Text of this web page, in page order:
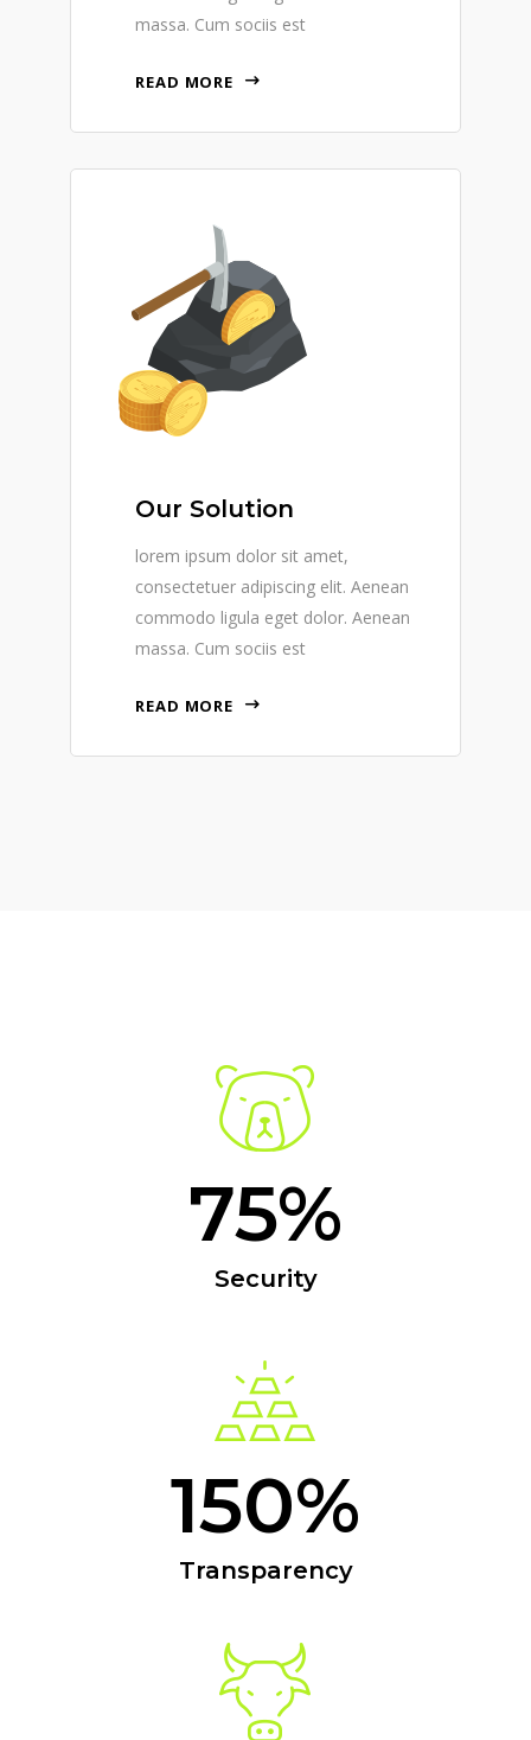
massa. Cum sociis est
READ MORE
Our Solution
lorem ipsum dolor sit amet,
consectetuer adipiscing elit. Aenean
commodo ligula eget dolor. Aenean
massa. Cum sociis est
READ MORE
75%
Security
150%
Transparency